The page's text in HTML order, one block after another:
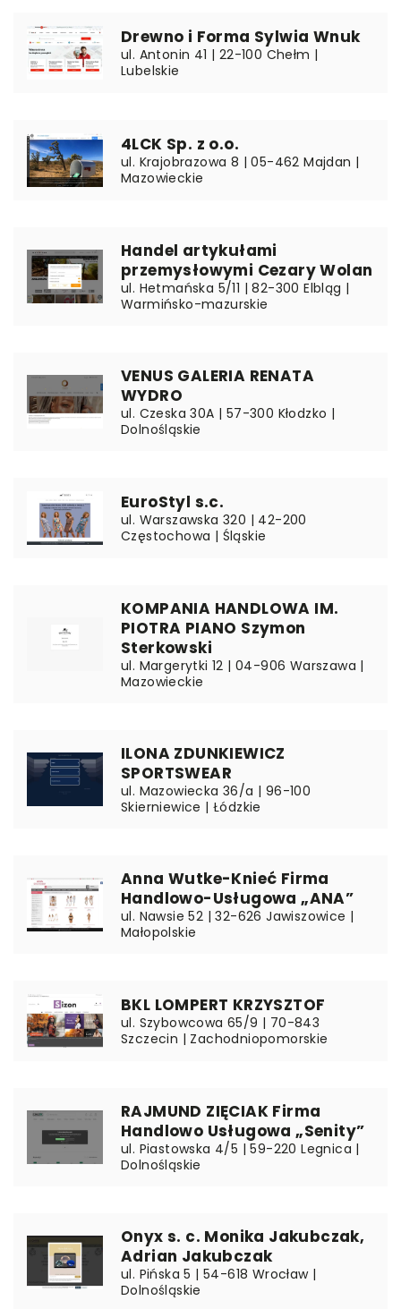
Drewno i Forma Sylwia Wnuk
ul. Antonin 41 | 22-100 Chełm |
Lubelskie
4LCK Sp. z o.o.
ul. Krajobrazowa 8 | 05-462 Majdan |
Mazowieckie
Handel artykułami
przemysłowymi Cezary Wolan
ul. Hetmańska 5/11 | 82-300 Elbląg |
Warmińsko-mazurskie
VENUS GALERIA RENATA
WYDRO
ul. Czeska 30A | 57-300 Kłodzko |
Dolnośląskie
EuroStyl s.c.
ul. Warszawska 320 | 42-200
Częstochowa | Śląskie
KOMPANIA HANDLOWA IM.
PIOTRA PIANO Szymon
Sterkowski
ul. Margerytki 12 | 04-906 Warszawa |
Mazowieckie
ILONA ZDUNKIEWICZ
SPORTSWEAR
ul. Mazowiecka 36/a | 96-100
Skierniewice | Łódzkie
Anna Wutke-Knieć Firma
Handlowo-Usługowa „ANA”
ul. Nawsie 52 | 32-626 Jawiszowice |
Małopolskie
BKL LOMPERT KRZYSZTOF
ul. Szybowcowa 65/9 | 70-843
Szczecin | Zachodniopomorskie
RAJMUND ZIĘCIAK Firma
Handlowo Usługowa „Senity”
ul. Piastowska 4/5 | 59-220 Legnica |
Dolnośląskie
Onyx s. c. Monika Jakubczak,
Adrian Jakubczak
ul. Pińska 5 | 54-618 Wrocław |
Dolnośląskie